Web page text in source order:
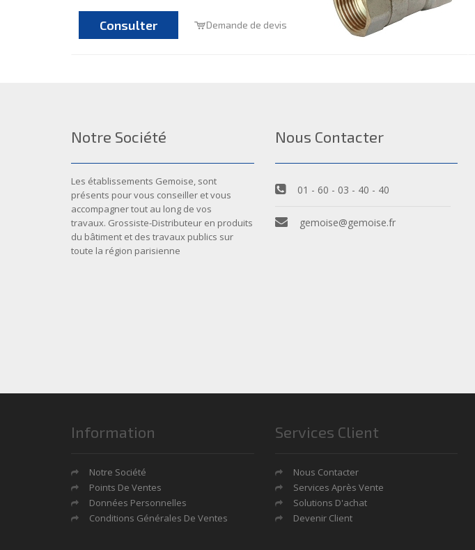
Consulter Demande de devis
Notre Société
Les établissements Gemoise, sont
présents pour vous conseiller et vous
accompagner tout au long de vos
travaux. Grossiste-Distributeur en produits
du bâtiment et des travaux publics sur
toute la région parisienne
Nous Contacter
01 - 60 - 03 - 40 - 40
gemoise@gemoise.fr
Information
Notre Société
Points De Ventes
Données Personnelles
Conditions Générales De Ventes
Services Client
Nous Contacter
Services Après Vente
Solutions D'achat
Devenir Client